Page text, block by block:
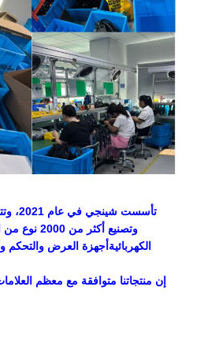
تأسست
وتصنيع
الكهربائيةأجهزة العرض
إن منتجاتنا متوافقة مع معظم